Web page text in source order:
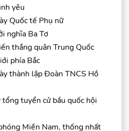
yêu
Quốc tế Phụ nữ
nghĩa Ba Tơ
thắng quân Trung Quốc
phía Bắc
thành lập Đoàn TNCS Hồ
tuyển cử bầu quốc hội
Miền Nam, thống nhất